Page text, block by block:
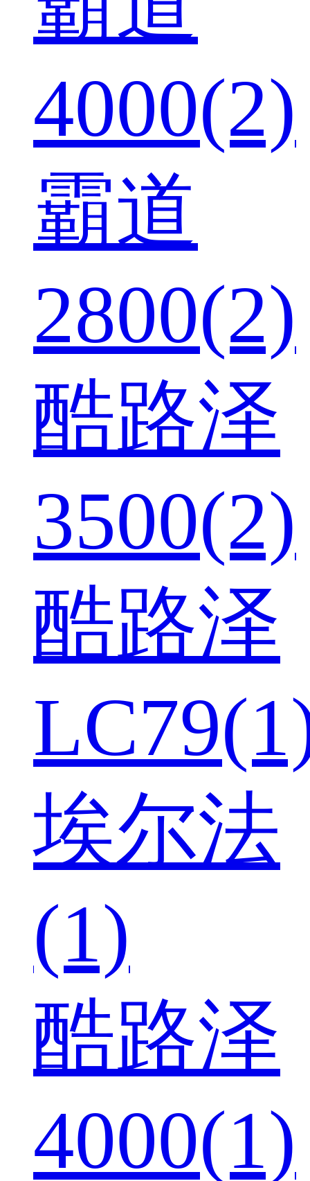
4000(2)
霸道
2800(2)
酷路泽
3500(2)
酷路泽
埃尔法
(1)
酷路泽
4000(1)